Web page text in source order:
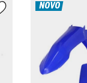
NOVO